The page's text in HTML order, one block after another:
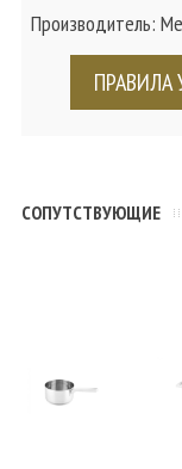
Производитель:
ПРАВИЛА
CОПУТСТВУЮЩИЕ